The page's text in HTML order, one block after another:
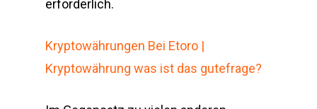
erforderlich.
Kryptowährungen Bei Etoro |
Kryptowährung was ist das gutefrage?